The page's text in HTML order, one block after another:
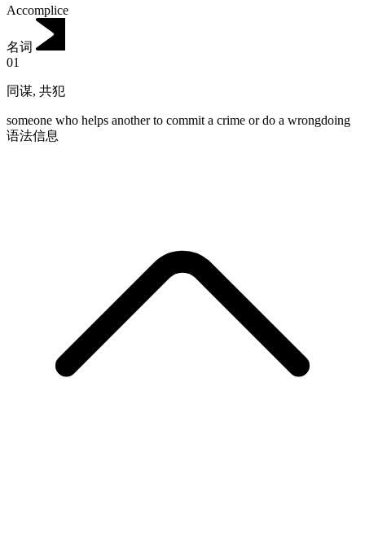
Accomplice
名词
01
同谋, 共犯
someone who helps another to commit a crime or do a wrongdoing
语法信息